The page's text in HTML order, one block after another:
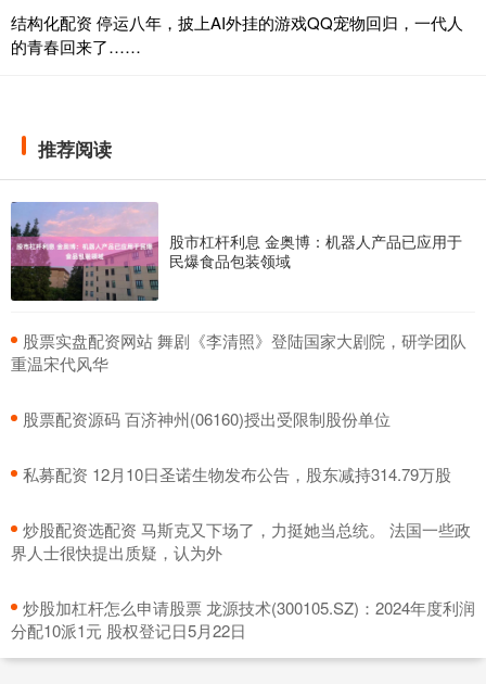
结构化配资 停运八年，披上AI外挂的游戏QQ宠物回归，一代人
的青春回来了……
推荐阅读
股市杠杆利息 金奥博：机器人产品已应用于
民爆食品包装领域
​股票实盘配资网站 舞剧《李清照》登陆国家大剧院，研学团队
重温宋代风华
​股票配资源码 百济神州(06160)授出受限制股份单位
​私募配资 12月10日圣诺生物发布公告，股东减持314.79万股
​炒股配资选配资 马斯克又下场了，力挺她当总统。 法国一些政
界人士很快提出质疑，认为外
​炒股加杠杆怎么申请股票 龙源技术(300105.SZ)：2024年度利润
分配10派1元 股权登记日5月22日